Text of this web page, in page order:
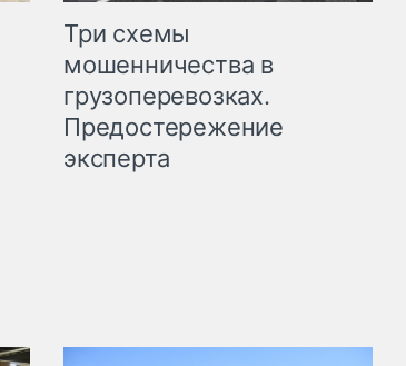
Три схемы
мошенничества в
грузоперевозках.
Предостережение
эксперта